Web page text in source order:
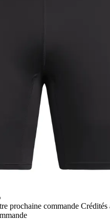
prochaine commande Crédités